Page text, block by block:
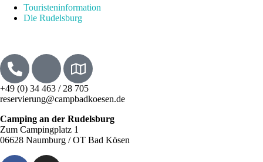
Touristeninformation
Die Rudelsburg
+49 (0) 34 463 / 28 705
reservierung@campbadkoesen.de
Camping an der Rudelsburg
Zum Campingplatz 1
06628 Naumburg / OT Bad Kösen